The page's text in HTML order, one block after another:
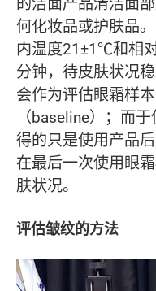
何化妆品或护肤品
内温度21±1℃和相
分钟，待皮肤状况
会作为评估眼霜样
（baseline）；而
得的只是使用产品
在最后一次使用眼
肤状况。
评估皱纹的方法